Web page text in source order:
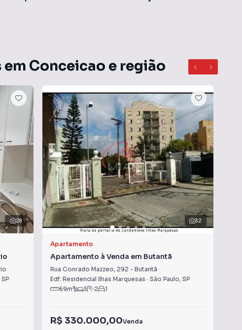
Conceicao e região
28
SP
32
Apartamento
Apartamento à Venda em Butantã
Rua Conrado Mazzeo, 292 - Butantã
Edf: Residencial Ilhas Marquesas · São Paulo, SP
69m² 3 2 1
R$ 330.000,00Venda